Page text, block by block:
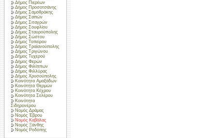
Δήμος Πιερέων
Δήμος Προσοτσάνης
Δήμος Σαμοθράκης
Δήμος Σαπών
Δήμος Σιταγρών
Δήμος Σουφλίου
Δήμος Σταυρούπολης
Δήμος Σώστου
Δήμος Τοπείρου
Δήμος Τραϊανούπολης
Δήμος Τριγώνου
Δήμος Τυχερού
Δήμος Φερών
Δήμος Φιλίππων
Δήμος Φιλλύρας
Δήμος Χρυσούπολης
Κοινότητα Αμαξάδων
Κοινότητα Θερμών
Κοινότητα Κέχρου
Κοινότητα Σελέρου
Κοινότητα
Σιδηρονέρου
Νομός Δράμας
Νομός Έβρου
Νομός Καβάλας
Νομός Ξάνθης
Νομός Ροδόπης